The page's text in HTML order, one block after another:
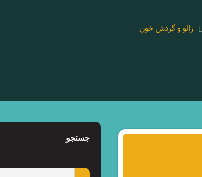
زالو و گردش خون
جستجو